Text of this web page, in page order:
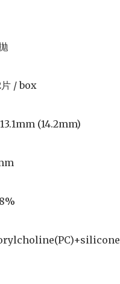
/ box
(14.2mm)